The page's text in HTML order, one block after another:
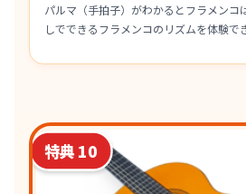
パルマ（手拍子）がわかるとフラメンコ
しでできるフラメンコのリズムを体験で
特典 10